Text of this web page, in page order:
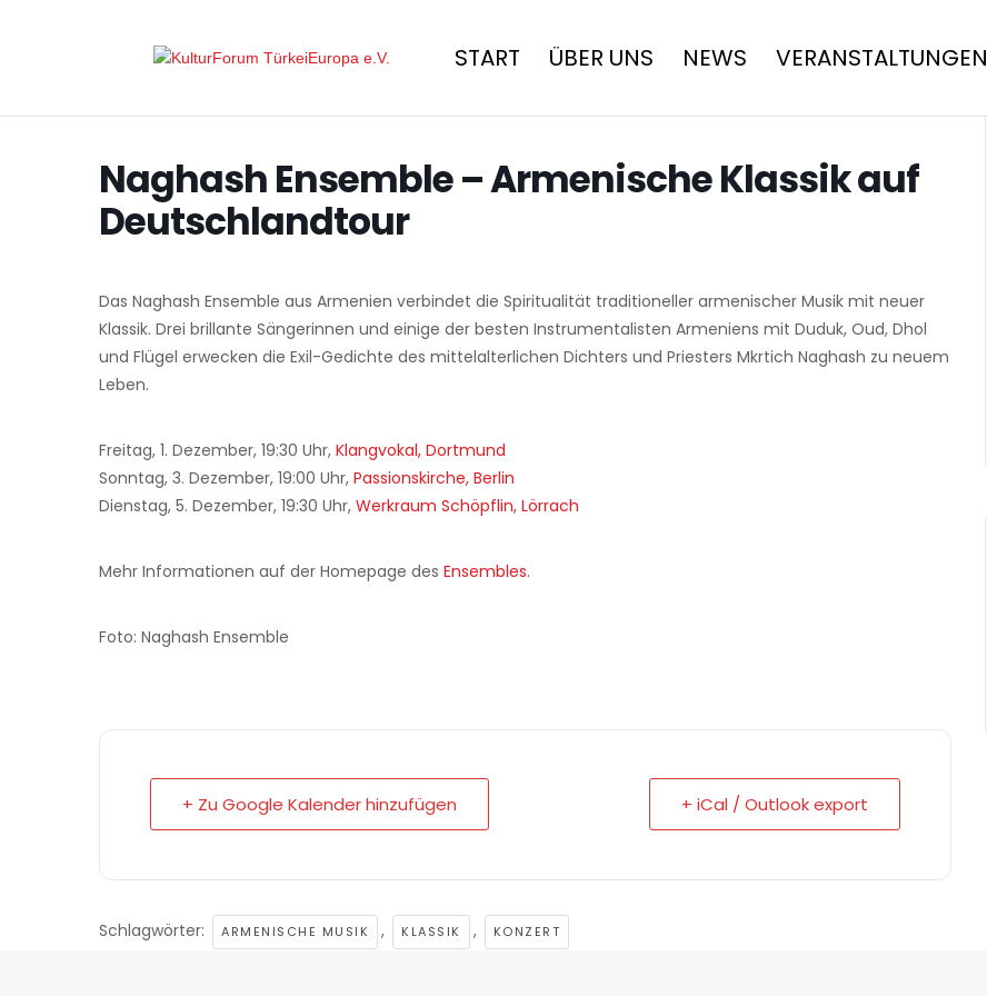
START ÜBER UNS NEWS VERANSTALTUNGEN
Naghash Ensemble – Armenische Klassik auf
Deutschlandtour
Das Naghash Ensemble aus Armenien verbindet die Spiritualität traditioneller armenischer Musik mit neuer
Klassik. Drei brillante Sängerinnen und einige der besten Instrumentalisten Armeniens mit Duduk, Oud, Dhol
und Flügel erwecken die Exil-Gedichte des mittelalterlichen Dichters und Priesters Mkrtich Naghash zu neuem
Leben.
Freitag, 1. Dezember, 19:30 Uhr, Klangvokal, Dortmund
Sonntag, 3. Dezember, 19:00 Uhr, Passionskirche, Berlin
Dienstag, 5. Dezember, 19:30 Uhr, Werkraum Schöpflin, Lörrach
Mehr Informationen auf der Homepage des Ensembles.
Foto: Naghash Ensemble
+ Zu Google Kalender hinzufügen + iCal / Outlook export
Schlagwörter: ARMENISCHE MUSIK , KLASSIK , KONZERT